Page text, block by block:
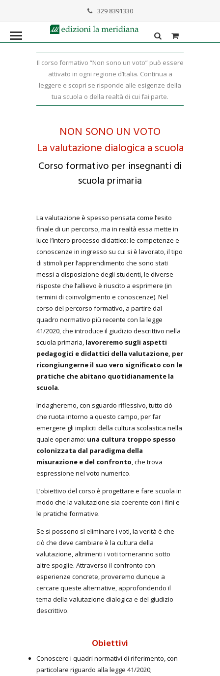
329 8391330
formazione@lameridiana.it
Il corso formativo “Non sono un voto” può essere
attivato in ogni regione d’Italia. Continua a
leggere e scopri se risponde alle esigenze della
tua scuola o della realtà di cui fai parte.
NON SONO UN VOTO
La valutazione dialogica a scuola
Corso formativo per insegnanti di
scuola primaria
La valutazione è spesso pensata come l’esito
finale di un percorso, ma in realtà essa mette in
luce l’intero processo didattico: le competenze e
conoscenze in ingresso su cui si è lavorato, il tipo
di stimoli per l’apprendimento che sono stati
messi a disposizione degli studenti, le diverse
risposte che l’allievo è riuscito a esprimere (in
termini di coinvolgimento e conoscenze). Nel
corso del percorso formativo, a partire dal
quadro normativo più recente con la legge
41/2020, che introduce il giudizio descrittivo nella
scuola primaria, lavoreremo sugli aspetti
pedagogici e didattici della valutazione, per
ricongiungerne il suo vero significato con le
pratiche che abitano quotidianamente la
scuola.
Indagheremo, con sguardo riflessivo, tutto ciò
che ruota intorno a questo campo, per far
emergere gli impliciti della cultura scolastica nella
quale operiamo: una cultura troppo spesso
colonizzata dal paradigma della
misurazione e del confronto , che trova
espressione nel voto numerico.
L’obiettivo del corso è progettare e fare scuola in
modo che la valutazione sia coerente con i fini e
le pratiche formative.
Se si possono sì eliminare i voti, la verità è che
ciò che deve cambiare è la cultura della
valutazione, altrimenti i voti torneranno sotto
altre spoglie. Attraverso il confronto con
esperienze concrete, proveremo dunque a
cercare queste alternative, approfondendo il
tema della valutazione dialogica e del giudizio
descrittivo.
Obiettivi
Conoscere i quadri normativi di riferimento, con
particolare riguardo alla legge 41/2020;